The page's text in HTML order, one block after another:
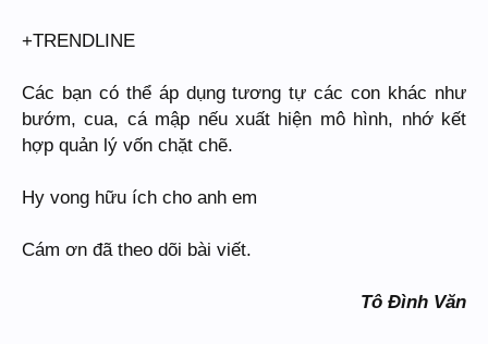
+TRENDLINE
Các bạn có thể áp dụng tương tự các con khác như
bướm, cua, cá mập nếu xuất hiện mô hình, nhớ kết
hợp quản lý vốn chặt chẽ.
Hy vong hữu ích cho anh em
Cám ơn đã theo dõi bài viết.
Tô Đình Văn